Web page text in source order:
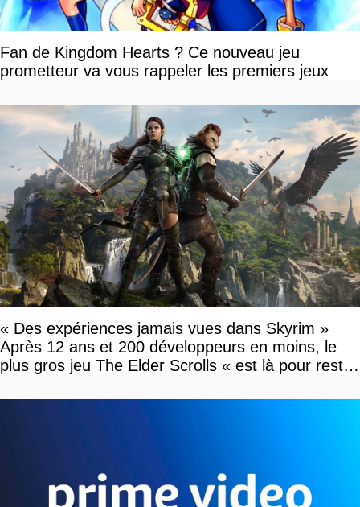
Fan de Kingdom Hearts ? Ce nouveau jeu
prometteur va vous rappeler les premiers jeux
« Des expériences jamais vues dans Skyrim »
Après 12 ans et 200 développeurs en moins, le
plus gros jeu The Elder Scrolls « est là pour rester